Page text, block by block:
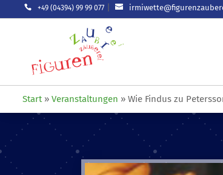
+49 (04394) 99 99 077
Start» Veranstaltungen » Wie Findus zu